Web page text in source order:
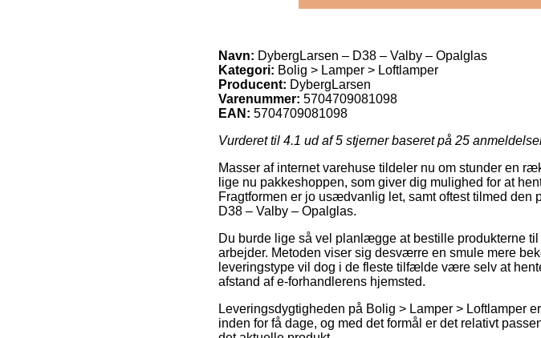
Navn: DybergLarsen – D38 – Valby – Opalglas
Kategori: Bolig > Lamper > Loftlamper
Producent: DybergLarsen
Varenummer: 5704709081098
EAN: 5704709081098
Vurderet til 4.1 ud af 5 stjerner baseret på 25
Masser af internet varehuse tildeler nu om stunder en
lige nu pakkeshoppen, som giver dig mulighed for at
Fragtformen er jo usædvanlig let, samt oftest tilmed
D38 – Valby – Opalglas.
Du burde lige så vel planlægge at bestille produkterne
arbejder. Metoden viser sig desværre en smule mere
leveringstype vil dog i de fleste tilfælde være selv at
afstand af e-forhandlerens hjemsted.
Leveringsdygtigheden på Bolig > Lamper > Loftlamper
inden for få dage, og med det formål er det relativt